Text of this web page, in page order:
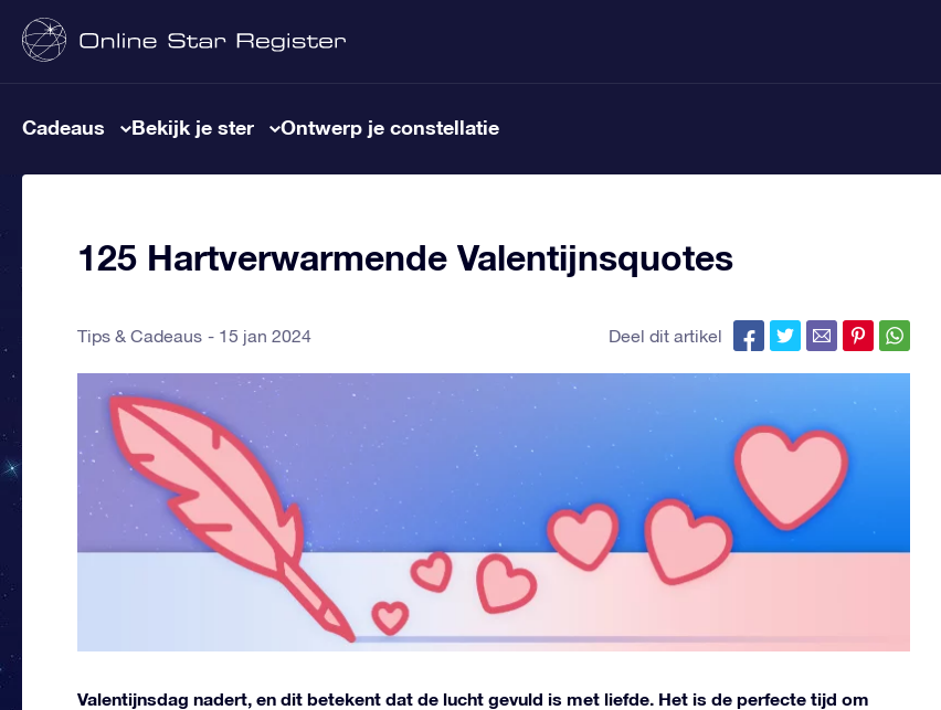
Cadeaus Bekijk je ster Ontwerp je constellatie
125 Hartverwarmende Valentijnsquotes
Tips & Cadeaus 15 jan 2024 Deel dit artikel
Valentijnsdag nadert, en dit betekent dat de lucht gevuld is met liefde. Het is de perfecte tijd om